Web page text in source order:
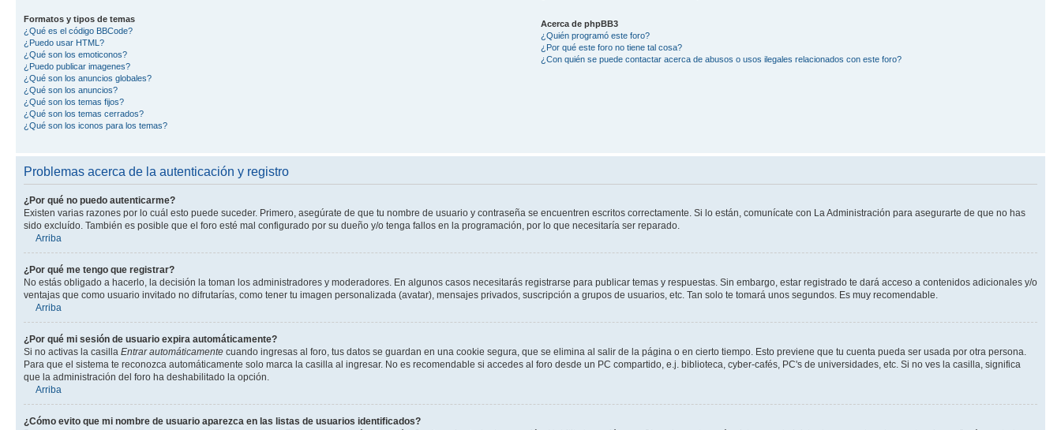
Formatos y tipos de temas
¿Qué es el código BBCode?
¿Puedo usar HTML?
¿Qué son los emoticonos?
¿Puedo publicar imagenes?
¿Qué son los anuncios globales?
¿Qué son los anuncios?
¿Qué son los temas fijos?
¿Qué son los temas cerrados?
¿Qué son los iconos para los temas?
Acerca de phpBB3
¿Quién programó este foro?
¿Por qué este foro no tiene tal cosa?
¿Con quién se puede contactar acerca de abusos o usos ilegales relacionados con este foro?
Problemas acerca de la autenticación y registro
¿Por qué no puedo autenticarme?
Existen varias razones por lo cuál esto puede suceder. Primero, asegúrate de que tu nombre de usuario y contraseña se encuentren escritos correctamente. Si lo están, comunícate con La Administración para asegurarte de que no has
sido excluído. También es posible que el foro esté mal configurado por su dueño y/o tenga fallos en la programación, por lo que necesitaría ser reparado.
Arriba
¿Por qué me tengo que registrar?
No estás obligado a hacerlo, la decisión la toman los administradores y moderadores. En algunos casos necesitarás registrarse para publicar temas y respuestas. Sin embargo, estar registrado te dará acceso a contenidos adicionales y/o
ventajas que como usuario invitado no difrutarías, como tener tu imagen personalizada (avatar), mensajes privados, suscripción a grupos de usuarios, etc. Tan solo te tomará unos segundos. Es muy recomendable.
Arriba
¿Por qué mi sesión de usuario expira automáticamente?
Si no activas la casilla Entrar automáticamente cuando ingresas al foro, tus datos se guardan en una cookie segura, que se elimina al salir de la página o en cierto tiempo. Esto previene que tu cuenta pueda ser usada por otra persona.
Para que el sistema te reconozca automáticamente solo marca la casilla al ingresar. No es recomendable si accedes al foro desde un PC compartido, e.j. biblioteca, cyber-cafés, PC's de universidades, etc. Si no ves la casilla, significa
que la administración del foro ha deshabilitado la opción.
Arriba
¿Cómo evito que mi nombre de usuario aparezca en las listas de usuarios identificados?